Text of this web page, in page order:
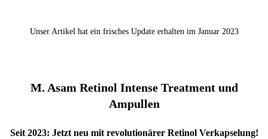
Unser Artikel hat ein frisches Update erhalten im Januar 2023
M. Asam Retinol Intense Treatment und
Ampullen
Seit 2023: Jetzt neu mit revolutionärer Retinol Verkapselung!